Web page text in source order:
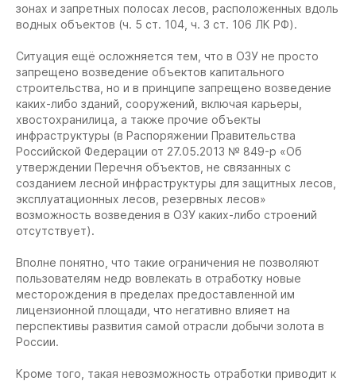
зонах и запретных полосах лесов, расположенных вдоль
водных объектов (ч. 5 ст. 104, ч. 3 ст. 106 ЛК РФ).
Ситуация ещё осложняется тем, что в ОЗУ не просто
запрещено возведение объектов капитального
строительства, но и в принципе запрещено возведение
каких-либо зданий, сооружений, включая карьеры,
хвостохранилица, а также прочие объекты
инфраструктуры (в Распоряжении Правительства
Российской Федерации от 27.05.2013 № 849-р «Об
утверждении Перечня объектов, не связанных с
созданием лесной инфраструктуры для защитных лесов,
эксплуатационных лесов, резервных лесов»
возможность возведения в ОЗУ каких-либо строений
отсутствует).
Вполне понятно, что такие ограничения не позволяют
пользователям недр вовлекать в отработку новые
месторождения в пределах предоставленной им
лицензионной площади, что негативно влияет на
перспективы развития самой отрасли добычи золота в
России.
Кроме того, такая невозможность отработки приводит к